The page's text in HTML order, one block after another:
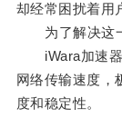
却经常困扰着用
为了解决这一
iWara加速器
网络传输速度，
度和稳定性。